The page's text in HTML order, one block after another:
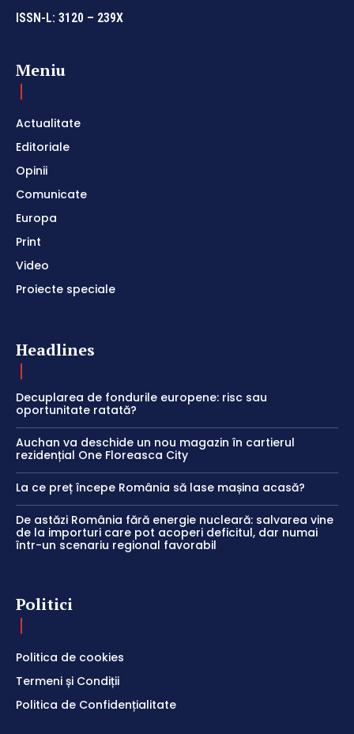
ISSN-L: 3120 – 239X
Meniu
Actualitate
Editoriale
Opinii
Comunicate
Europa
Print
Video
Proiecte speciale
Headlines
Decuplarea de fondurile europene: risc sau
oportunitate ratată?
Auchan va deschide un nou magazin în cartierul
rezidențial One Floreasca City
La ce preț începe România să lase mașina acasă?
De astăzi România fără energie nucleară: salvarea vine
de la importuri care pot acoperi deficitul, dar numai
într-un scenariu regional favorabil
Politici
Politica de cookies
Termeni și Condiții
Politica de Confidențialitate